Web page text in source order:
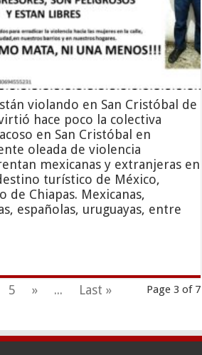
violando en San Cristóbal de
hace poco la colectiva
en San Cristóbal en
oleada de violencia
mexicanas y extranjeras en
turístico de México,
de Chiapas. Mexicanas,
españolas, uruguayas, entre
Page 3 of 7
5 » ... Last »